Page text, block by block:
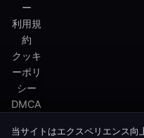
ー
利用規
約
クッキ
ーポリ
シー
DMCA
当サイトはエクスペリエンス向